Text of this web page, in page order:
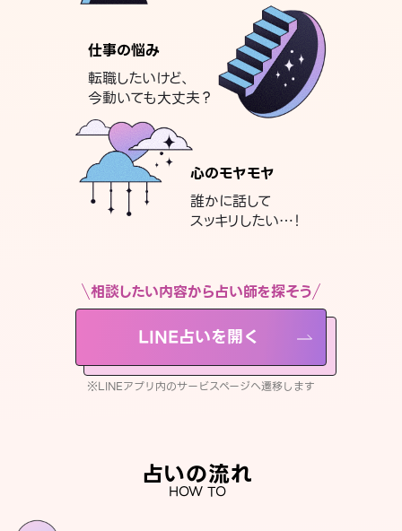
仕事の悩み
転職したいけど、
今動いても大丈夫？
心のモヤモヤ
誰かに話して
スッキリしたい…！
相談したい内容から占い師を探そう
LINE占いを開く
※LINEアプリ内のサービスページへ遷移します
占いの流れ
HOW TO